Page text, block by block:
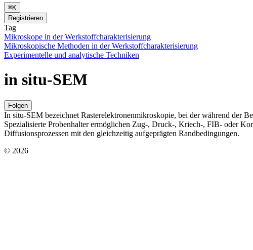
⌘K
Registrieren
Tag
Mikroskope in der Werkstoffcharakterisierung
Mikroskopische Methoden in der Werkstoffcharakterisierung
Experimentelle und analytische Techniken
in situ-SEM
Folgen
In situ-SEM bezeichnet Rasterelektronenmikroskopie, bei der während der
Spezialisierte Probenhalter ermöglichen Zug-, Druck-, Kriech-, FIB- oder
Diffusionsprozessen mit den gleichzeitig aufgeprägten Randbedingungen.
© 2026